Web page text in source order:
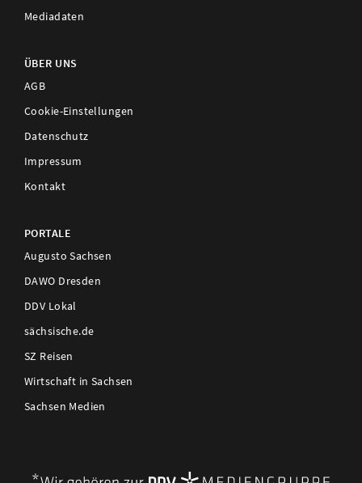
Mediadaten
ÜBER UNS
AGB
Cookie-Einstellungen
Datenschutz
Impressum
Kontakt
PORTALE
Augusto Sachsen
DAWO Dresden
DDV Lokal
sächsische.de
SZ Reisen
Wirtschaft in Sachsen
Sachsen Medien